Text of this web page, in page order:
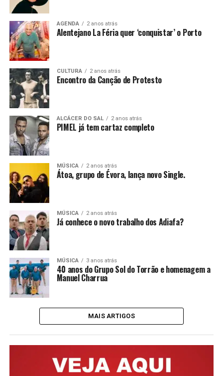
AGENDA 2 anos atrás
Alentejano La Féria quer ‘conquistar’ o Porto
CULTURA 2 anos atrás
Encontro da Canção de Protesto
ALCÁCER DO SAL 2 anos atrás
PIMEL já tem cartaz completo
MÚSICA 2 anos atrás
Átoa, grupo de Évora, lança novo Single.
MÚSICA 2 anos atrás
Já conhece o novo trabalho dos Adiafa?
MÚSICA 3 anos atrás
40 anos do Grupo Sol do Torrão e homenagem a
Manuel Charrua
MAIS ARTIGOS